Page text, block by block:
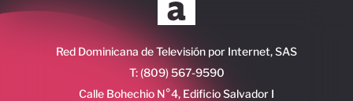
Red Dominicana de Televisión por Internet, SAS
T: (809) 567-9590
Calle Bohechio N°4, Edificio Salvador I